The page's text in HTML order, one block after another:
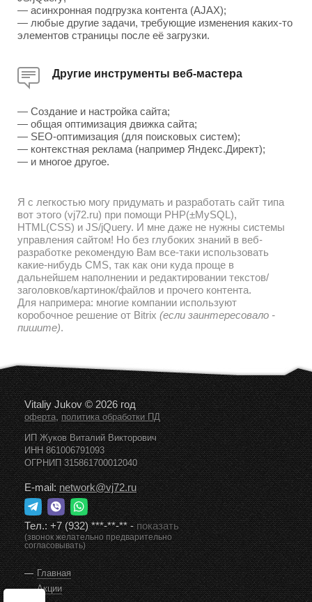
— асинхронная подгрузка контента (AJAX);
— любые другие задачи, требующие изменения каких-то
элементов страницы после её загрузки.
Другие инструменты веб-мастера
— Создание и настройка сайта;
— общая оптимизация движка сайта;
— SEO-оптимизация (для поисковых систем);
— контекстная реклама (например Яндекс.Директ);
— и многое другое.
Я с легкостью могу придумать и разработать сайт типа
вот этого (vj72.ru) при помощи PHP(±MySQL),
HTML(CSS) и JS/jQuery. И мне даже не нужны системы
управления сайтом! Но без глубоких знаний в веб-
разработке рекомендую Вам все-таки использовать
какие-нибудь CMS, так как они куда проще в
дальнейшем наполнении и редактировании текстов/
заголовков/картинок/файлов и прочего контента.
Для напримера: многие компании используют
коробочное решение от Bitrix (если заинтересовало -
пишите).
Vitaliy Jukov © 2026 год
оферта,политика обработки ПД
ИП Жуков Виталий Викторович
ИНН 861006791093
ОГРНИП 315861700012040
E-mail:network@vj72.ru
Тел.:+7 (932) ***-**-**-показать
(звонок желательно предварительно
согласовывать)
Главная
Акции